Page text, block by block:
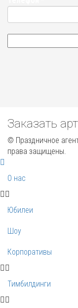
Заказать
© Праздничное
права защищены.
О нас
Юбилеи
Шоу
Корпоративы
Тимбилдинги